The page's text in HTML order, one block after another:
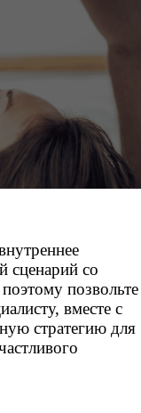
сценарий со
позвольте
вместе с
стратегию для